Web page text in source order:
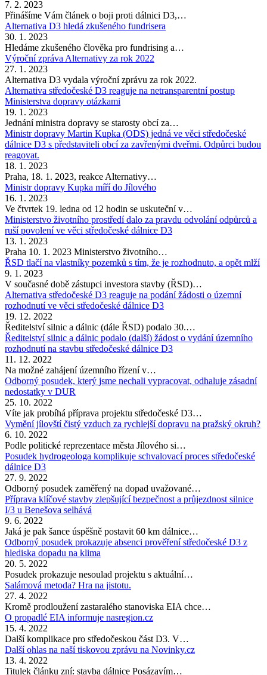
7. 2. 2023
Přinášíme Vám článek o boji proti dálnici D3,…
Alternativa D3 hledá zkušeného fundrisera
30. 1. 2023
Hledáme zkušeného člověka pro fundrising a…
Výroční zpráva Alternativy za rok 2022
27. 1. 2023
Alternativa D3 vydala výroční zprávu za rok 2022.
Alternativa středočeské D3 reaguje na netransparentní postup
Ministerstva dopravy otázkami
19. 1. 2023
Jednání ministra dopravy se starosty obcí za…
Ministr dopravy Martin Kupka (ODS) jedná ve věci středočeské
dálnice D3 s představiteli obcí za zavřenými dveřmi. Odpůrci budou
reagovat.
18. 1. 2023
Praha, 18. 1. 2023, reakce Alternativy…
Ministr dopravy Kupka míří do Jílového
16. 1. 2023
Ve čtvrtek 19. ledna od 12 hodin se uskuteční v…
Ministerstvo životního prostředí dalo za pravdu odvolání odpůrců a
ruší povolení ve věci středočeské dálnice D3
13. 1. 2023
Praha 10. 1. 2023 Ministerstvo životního…
ŘSD tlačí na vlastníky pozemků s tím, že je rozhodnuto, a opět mlží
9. 1. 2023
V současné době zástupci investora stavby (ŘSD)…
Alternativa středočeské D3 reaguje na podání žádosti o územní
rozhodnutí ve věci středočeské dálnice D3
19. 12. 2022
Ředitelství silnic a dálnic (dále ŘSD) podalo 30.…
Ředitelství silnic a dálnic podalo (další) žádost o vydání územního
rozhodnutí na stavbu středočeské dálnice D3
11. 12. 2022
Na možné zahájení územního řízení v…
Odborný posudek, který jsme nechali vypracovat, odhaluje zásadní
nedostatky v DUR
25. 10. 2022
Víte jak probíhá příprava projektu středočeské D3…
Vymění jílovští čistý vzduch za rychlejší dopravu na pražský okruh?
6. 10. 2022
Podle politické reprezentace města Jílového si…
Posudek hydrogeologa komplikuje schvalovací proces středočeské
dálnice D3
27. 9. 2022
Odborný posudek zaměřený na dopad uvažované…
Příprava klíčové stavby zlepšující bezpečnost a průjezdnost silnice
I/3 u Benešova selhává
9. 6. 2022
Jaká je pak šance úspěšně postavit 60 km dálnice…
Odborný posudek prokazuje absenci prověření středočeské D3 z
hlediska dopadu na klima
20. 5. 2022
Posudek prokazuje nesoulad projektu s aktuální…
Salámová metoda? Hra na jistotu.
27. 4. 2022
Kromě prodloužení zastaralého stanoviska EIA chce…
O propadlé EIA informuje nasregion.cz
15. 4. 2022
Další komplikace pro středočeskou část D3. V…
Další ohlas na naší tiskovou zprávu na Novinky.cz
13. 4. 2022
Titulek článku zní: stavba dálnice Posázavím…